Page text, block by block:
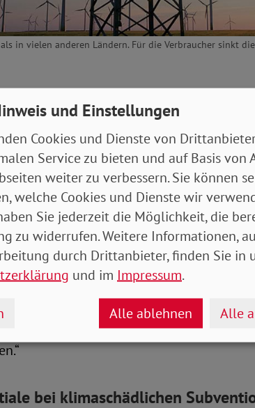
in vielen anderen Ländern. Für die Verbraucher sinkt
der vergangenen Tage: Wie die
bekannt gab und nach dem
sinkt die Stromsteuer ab 2026 erst
Forst- und Landwirtschaft. Der Rest
aus dem Koalitionsvertrag, die
„für alle“ auf den europäischen
vorerst nicht umgesetzt. Private
pro Kilowattstunde.
Michaela Engelmeier
für die Menschen. Gegenüber der
in Zeiten hoher
bei klimaschädlichen
und Einstellungen
Cookies und Dienste von
Service zu bieten und auf Basis von
weiter zu verbessern. Sie können
welche Cookies und Dienste wir
Sie jederzeit die Möglichkeit, die
zu widerrufen. Weitere Informationen,
durch Drittanbieter, finden Sie in
und im Impressum.
Alle ablehnen Alle